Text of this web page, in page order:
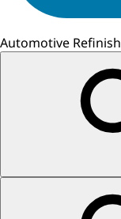
Automotive Refinish